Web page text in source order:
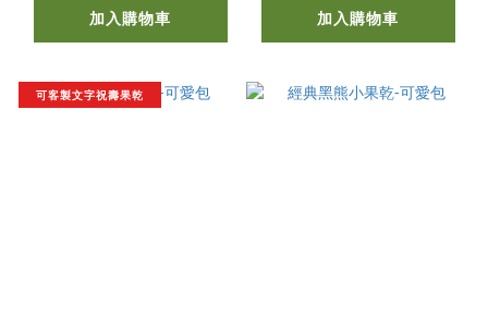
加入購物車 加入購物車
可客製文字祝壽果乾